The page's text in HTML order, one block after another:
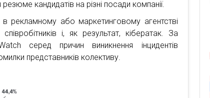
кандидатів на різні посади компанії.
в рекламному або маркетинговому агентстві
і, як результат, кібератак. За
серед причин виникнення інцидентів
представників колективу.